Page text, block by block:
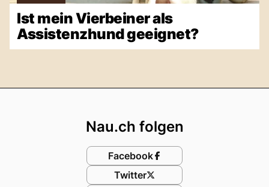
Ist mein Vierbeiner als
Assistenzhund geeignet?
Nau.ch folgen
Facebook
Twitter